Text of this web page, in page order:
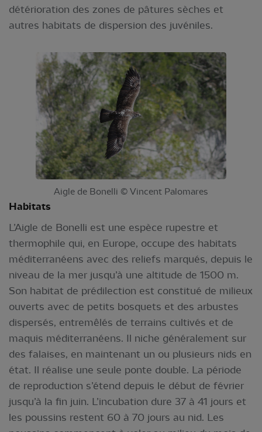
détérioration des zones de pâtures sèches et
autres habitats de dispersion des juvéniles.
Aigle de Bonelli © Vincent Palomares
Habitats
L’Aigle de Bonelli est une espèce rupestre et
thermophile qui, en Europe, occupe des habitats
méditerranéens avec des reliefs marqués, depuis le
niveau de la mer jusqu’à une altitude de 1500 m.
Son habitat de prédilection est constitué de milieux
ouverts avec de petits bosquets et des arbustes
dispersés, entremêlés de terrains cultivés et de
maquis méditerranéens. Il niche généralement sur
des falaises, en maintenant un ou plusieurs nids en
état. Il réalise une seule ponte double. La période
de reproduction s’étend depuis le début de février
jusqu’à la fin juin. L’incubation dure 37 à 41 jours et
les poussins restent 60 à 70 jours au nid. Les